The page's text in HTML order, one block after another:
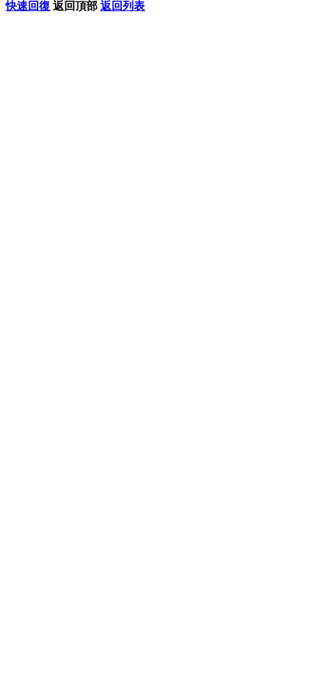
快速回復 返回頂部 返回列表